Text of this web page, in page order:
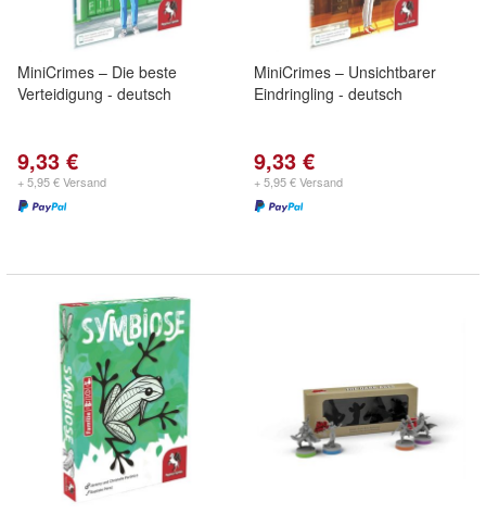
MiniCrimes – Die beste
Verteidigung - deutsch
9,33 €
+ 5,95 € Versand
MiniCrimes – Unsichtbarer
Eindringling - deutsch
9,33 €
+ 5,95 € Versand